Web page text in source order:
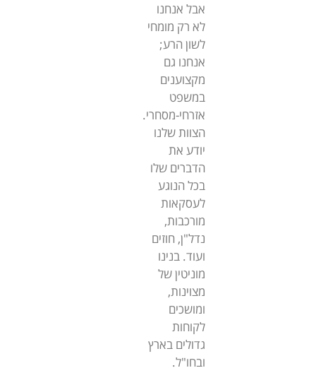
אבל אנחנו
לא רק מומחי
לשון הרע;
אנחנו גם
מקצוענים
במשפט
אזרחי-מסחרי.
הצוות שלנו
יודע את
הדברים שלו
בכל הנוגע
לעסקאות
מורכבות,
נדל"ן, חוזים
ועוד. בנינו
מוניטין של
מצוינות,
ומושכים
לקוחות
גדולים בארץ
ובחו"ל.